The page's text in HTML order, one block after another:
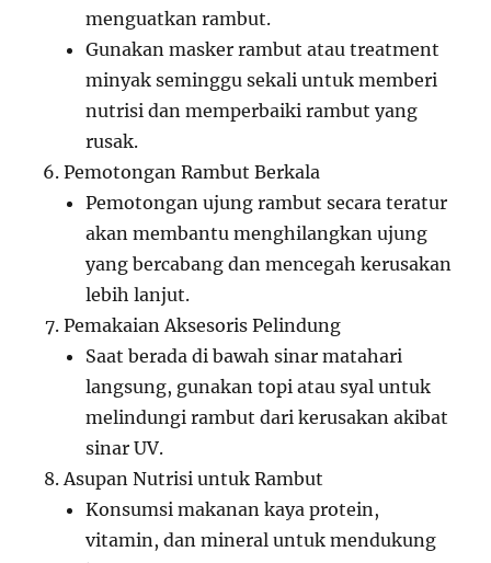
menguatkan rambut.
Gunakan masker rambut atau treatment
minyak seminggu sekali untuk memberi
nutrisi dan memperbaiki rambut yang
rusak.
Pemotongan Rambut Berkala
Pemotongan ujung rambut secara teratur
akan membantu menghilangkan ujung
yang bercabang dan mencegah kerusakan
lebih lanjut.
Pemakaian Aksesoris Pelindung
Saat berada di bawah sinar matahari
langsung, gunakan topi atau syal untuk
melindungi rambut dari kerusakan akibat
sinar UV.
Asupan Nutrisi untuk Rambut
Konsumsi makanan kaya protein,
vitamin, dan mineral untuk mendukung